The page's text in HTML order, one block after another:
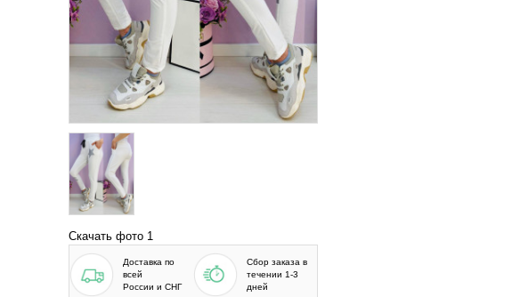
Скачать фото 1
Доставка по
всей
России и СНГ
Сбор заказа в
течении 1-3
дней